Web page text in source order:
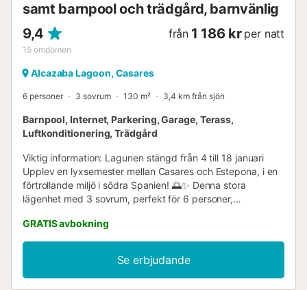
samt barnpool och trädgård, barnvänlig
9,4
15 omdömen
från 1 186 kr per natt
Alcazaba Lagoon, Casares
6 personer 3 sovrum 130 m² 3,4 km från sjön
Barnpool, Internet, Parkering, Garage, Terass,
Luftkonditionering, Trädgård
Viktig information: Lagunen stängd från 4 till 18 januari
Upplev en lyxsemester mellan Casares och Estepona, i en
förtrollande miljö i södra Spanien! 🌅✨ Denna stora
lägenhet med 3 sovrum, perfekt för 6 personer,
bottenvåningen, har den en stor terrass och en privat
trädgård med enastående utsikt över poolen, bergen och
till och med en sidovy mot havet från terrassen,
vardagsrummet och köket. Lägenheten är orienterad mot
söder och varje detalj är utformad för att ge dig naturligt
GRATIS avbokning
Se erbjudande